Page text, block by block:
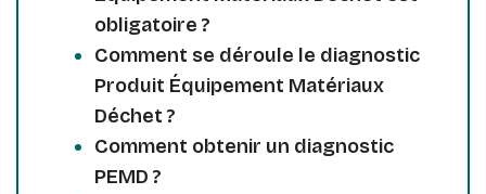
obligatoire ?
Comment se déroule le diagnostic
Produit Équipement Matériaux
Déchet ?
Comment obtenir un diagnostic
PEMD ?